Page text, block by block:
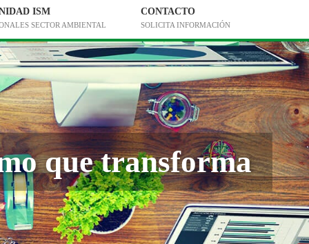
ISM
SECTOR AMBIENTAL
CONTACTO
SOLICITA INFORMACIÓN
que transforma